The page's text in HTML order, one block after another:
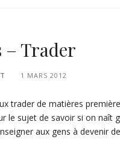
– Trader
1 MARS 2012
trader de matières
le sujet de savoir si on naît
aux gens à devenir